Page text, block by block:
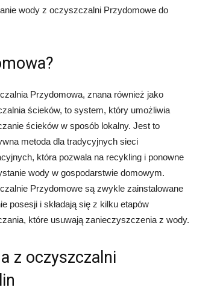
wody z oczyszczalni Przydomowe do
Przydomowa, znana również jako
ścieków, to system, który umożliwia
ścieków w sposób lokalny. Jest to
metoda dla tradycyjnych sieci
która pozwala na recykling i ponowne
wody w gospodarstwie domowym.
Przydomowe są zwykle zainstalowane
posesji i składają się z kilku etapów
które usuwają zanieczyszczenia z wody.
z oczyszczalni